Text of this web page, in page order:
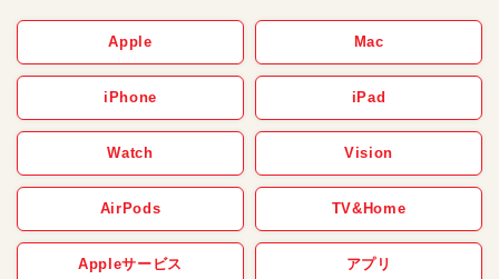
Apple Mac
iPhone iPad
Watch Vision
AirPods TV&Home
Appleサービス アプリ